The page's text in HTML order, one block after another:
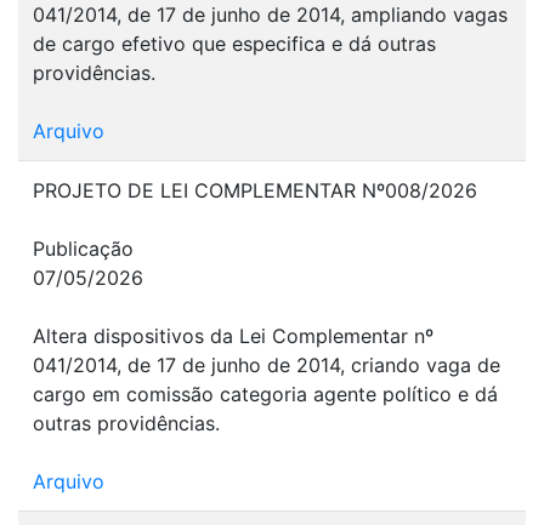
041/2014, de 17 de junho de 2014, ampliando vagas
de cargo efetivo que especifica e dá outras
providências.
Arquivo
PROJETO DE LEI COMPLEMENTAR Nº008/2026
Publicação
07/05/2026
Altera dispositivos da Lei Complementar nº
041/2014, de 17 de junho de 2014, criando vaga de
cargo em comissão categoria agente político e dá
outras providências.
Arquivo